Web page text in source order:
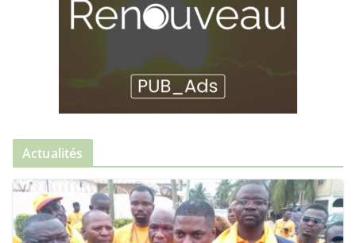
Actualités